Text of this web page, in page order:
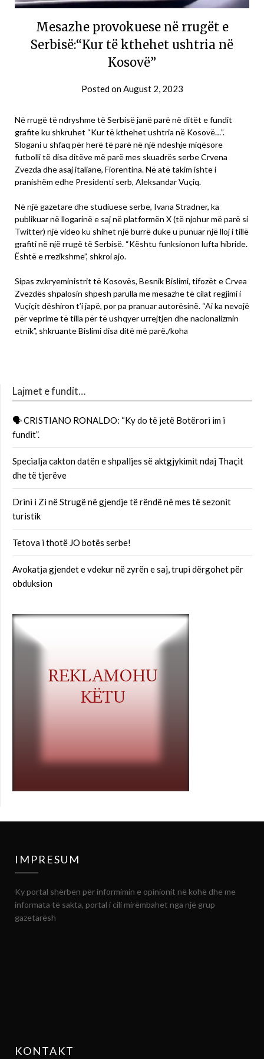
Mesazhe provokuese në rrugët e
Serbisë:“Kur të kthehet ushtria në
Kosovë”
Posted onAugust 2, 2023
Në rrugë të ndryshme të Serbisë janë parë në ditët e fundit
grafite ku shkruhet “Kur të kthehet ushtria në Kosovë…”.
Slogani u shfaq për herë të parë në një ndeshje miqësore
futbolli të disa ditëve më parë mes skuadrës serbe Crvena
Zvezda dhe asaj italiane, Fiorentina. Në atë takim ishte i
pranishëm edhe Presidenti serb, Aleksandar Vuçiq.
Në një gazetare dhe studiuese serbe, Ivana Stradner, ka
publikuar në llogarinë e saj në platformën X (të njohur më parë si
Twitter) një video ku shihet një burrë duke u punuar një lloj i tillë
grafiti në një rrugë të Serbisë. “Kështu funksionon lufta hibride.
Është e rrezikshme”, shkroi ajo.
Sipas zv.kryeministrit të Kosovës, Besnik Bislimi, tifozët e Crvea
Zvezdës shpalosin shpesh parulla me mesazhe të cilat regjimi i
Vuçiçit dëshiron t’i japë, por pa pranuar autorësinë. “Ai ka nevojë
për veprime të tilla për të ushqyer urrejtjen dhe nacionalizmin
etnik”, shkruante Bislimi disa ditë më parë./koha
Lajmet e fundit…
🗣 CRISTIANO RONALDO: “Ky do të jetë Botërori im i
fundit”.
Specialja cakton datën e shpalljes së aktgjykimit ndaj Thaçit
dhe të tjerëve
Drini i Zi në Strugë në gjendje të rëndë në mes të sezonit
turistik
Tetova i thotë JO botës serbe!
Avokatja gjendet e vdekur në zyrën e saj, trupi dërgohet për
obduksion
IMPRESUM
Ky portal shërben për informimin e opinionit në kohë dhe me
informata të sakta, portal i cili mirëmbahet nga një grup
gazetarësh
KONTAKT